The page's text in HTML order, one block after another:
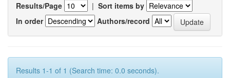
Results/Page | Sort items by
In order
Authors/record
Results 1-1 of 1 (Search time: 0.0 seconds).